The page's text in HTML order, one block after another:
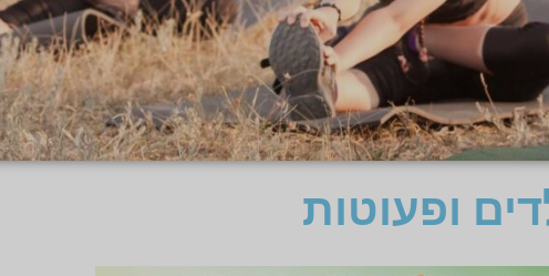
ופעוטות